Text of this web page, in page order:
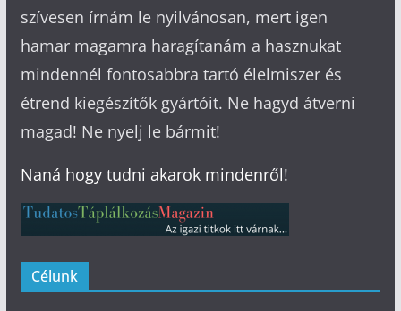
szívesen írnám le nyilvánosan, mert igen
hamar magamra haragítanám a hasznukat
mindennél fontosabbra tartó élelmiszer és
étrend kiegészítők gyártóit. Ne hagyd átverni
magad! Ne nyelj le bármit!
Naná hogy tudni akarok mindenről!
Célunk